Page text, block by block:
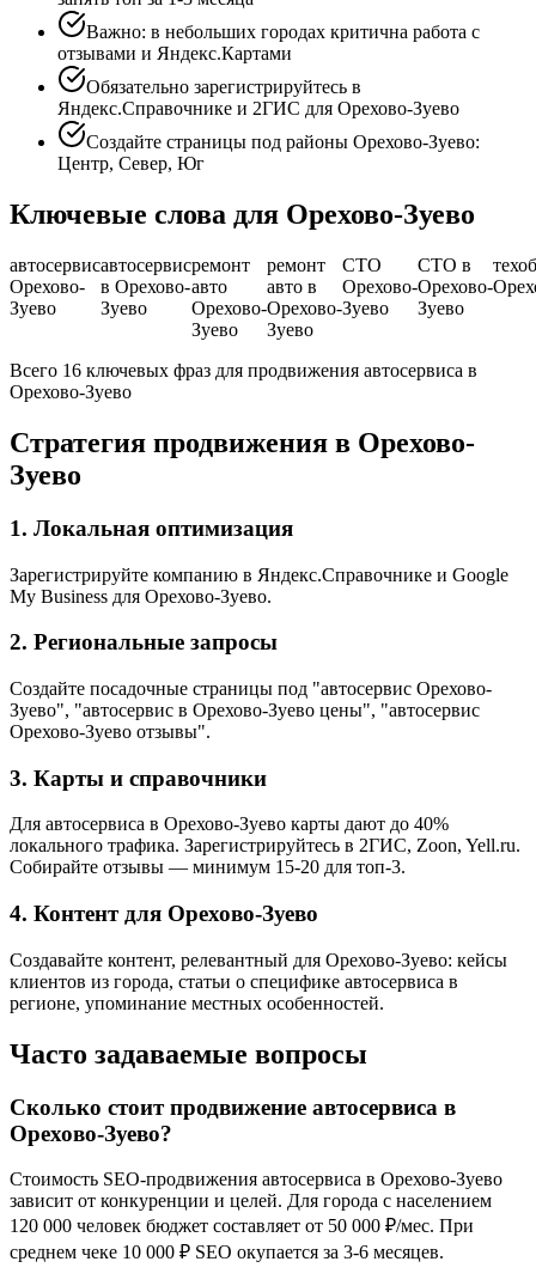
Важно: в небольших городах критична работа с
отзывами и Яндекс.Картами
Обязательно зарегистрируйтесь в
Яндекс.Справочнике и 2ГИС для Орехово-Зуево
Создайте страницы под районы Орехово-Зуево:
Центр, Север, Юг
Ключевые слова для Орехово-Зуево
автосервис
Орехово-
Зуево
автосервис
в Орехово-
Зуево
ремонт
авто
Орехово-
Зуево
ремонт
авто в
Орехово-
Зуево
СТО
Орехово-
Зуево
СТО в
Орехово-
Зуево
Всего 16 ключевых фраз для продвижения автосервиса в
Орехово-Зуево
Стратегия продвижения в Орехово-
Зуево
1. Локальная оптимизация
Зарегистрируйте компанию в Яндекс.Справочнике и Google
My Business для Орехово-Зуево.
2. Региональные запросы
Создайте посадочные страницы под "автосервис Орехово-
Зуево", "автосервис в Орехово-Зуево цены", "автосервис
Орехово-Зуево отзывы".
3. Карты и справочники
Для автосервиса в Орехово-Зуево карты дают до 40%
локального трафика. Зарегистрируйтесь в 2ГИС, Zoon, Yell.ru.
Собирайте отзывы — минимум 15-20 для топ-3.
4. Контент для Орехово-Зуево
Создавайте контент, релевантный для Орехово-Зуево: кейсы
клиентов из города, статьи о специфике автосервиса в
регионе, упоминание местных особенностей.
Часто задаваемые вопросы
Сколько стоит продвижение автосервиса в
Орехово-Зуево?
Стоимость SEO-продвижения автосервиса в Орехово-Зуево
зависит от конкуренции и целей. Для города с населением
120 000 человек бюджет составляет от 50 000 ₽/мес. При
среднем чеке 10 000 ₽ SEO окупается за 3-6 месяцев.